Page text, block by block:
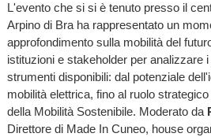
L'evento che si si è tenuto presso il
Arpino di Bra ha rappresentato un
approfondimento sulla mobilità del
istituzioni e stakeholder per analizzare
strumenti disponibili: dal potenziale
mobilità elettrica, fino al ruolo
della Mobilità Sostenibile. Moderato da
Direttore di Made In Cuneo, house